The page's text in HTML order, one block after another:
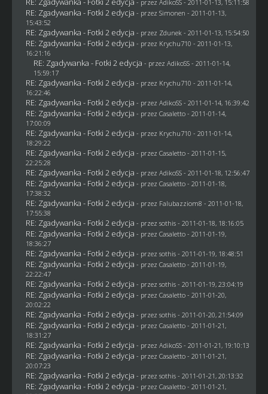
- przez AdikoSS - 2011-01-13, 15:11:58
RE: Zgadywanka - Fotki 2 edycja - przez Simonen - 2011-01-13,
15:43:52
RE: Zgadywanka - Fotki 2 edycja - przez Zdunek - 2011-01-13, 15:54:50
RE: Zgadywanka - Fotki 2 edycja - przez Krychu710 - 2011-01-13,
16:21:16
RE: Zgadywanka - Fotki 2 edycja - przez AdikoSS - 2011-01-14,
15:59:17
RE: Zgadywanka - Fotki 2 edycja - przez Krychu710 - 2011-01-14,
16:22:46
RE: Zgadywanka - Fotki 2 edycja - przez AdikoSS - 2011-01-14, 16:39:42
RE: Zgadywanka - Fotki 2 edycja - przez Casaletto- 2011-01-14,
17:00:09
RE: Zgadywanka - Fotki 2 edycja - przez Krychu710 - 2011-01-14,
18:29:22
RE: Zgadywanka - Fotki 2 edycja - przez Casaletto- 2011-01-15,
22:25:28
RE: Zgadywanka - Fotki 2 edycja - przez AdikoSS - 2011-01-18, 12:56:47
RE: Zgadywanka - Fotki 2 edycja - przez Casaletto- 2011-01-18,
17:38:32
RE: Zgadywanka - Fotki 2 edycja - przez Falubazziom8 - 2011-01-18,
17:55:38
RE: Zgadywanka - Fotki 2 edycja - przez sothis- 2011-01-18, 18:16:05
RE: Zgadywanka - Fotki 2 edycja - przez Casaletto- 2011-01-19,
18:36:27
RE: Zgadywanka - Fotki 2 edycja - przez sothis- 2011-01-19, 18:48:51
RE: Zgadywanka - Fotki 2 edycja - przez Casaletto- 2011-01-19,
22:22:47
RE: Zgadywanka - Fotki 2 edycja - przez sothis- 2011-01-19, 23:04:19
RE: Zgadywanka - Fotki 2 edycja - przez Casaletto- 2011-01-20,
20:02:22
RE: Zgadywanka - Fotki 2 edycja - przez sothis- 2011-01-20, 21:54:09
RE: Zgadywanka - Fotki 2 edycja - przez Casaletto- 2011-01-21,
18:31:27
RE: Zgadywanka - Fotki 2 edycja - przez AdikoSS - 2011-01-21, 19:10:13
RE: Zgadywanka - Fotki 2 edycja - przez Casaletto- 2011-01-21,
20:07:23
RE: Zgadywanka - Fotki 2 edycja - przez sothis- 2011-01-21, 20:13:32
RE: Zgadywanka - Fotki 2 edycja - przez Casaletto- 2011-01-21,